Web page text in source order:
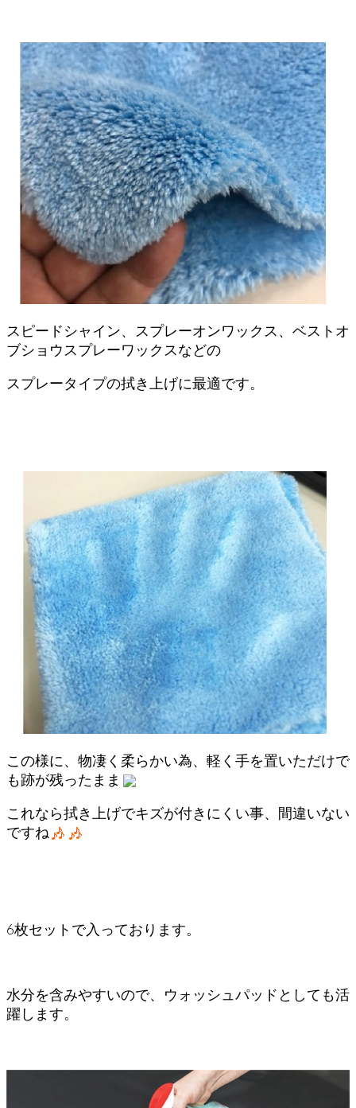
スピードシャイン、スプレーオンワックス、ベストオ
ブショウスプレーワックスなどの
スプレータイプの拭き上げに最適です。
この様に、物凄く柔らかい為、軽く手を置いただけで
も跡が残ったまま
これなら拭き上げでキズが付きにくい事、間違いない
ですね
6枚セットで入っております。
水分を含みやすいので、ウォッシュパッドとしても活
躍します。